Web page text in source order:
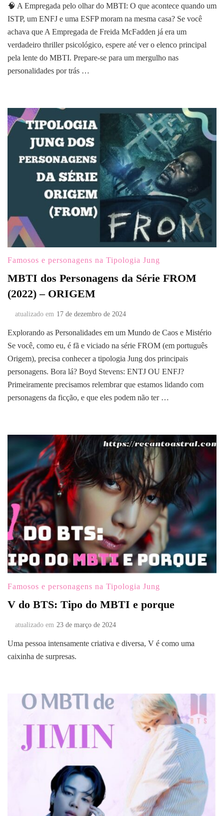
🧠 A Empregada pelo olhar do MBTI: O que acontece quando um
ISTP, um ENFJ e uma ESFP moram na mesma casa? Se você
achava que A Empregada de Freida McFadden já era um
verdadeiro thriller psicológico, espere até ver o elenco principal
pela lente do MBTI. Prepare-se para um mergulho nas
personalidades por trás …
Famosos e personagens na Tipologia Jung
MBTI dos Personagens da Série FROM
(2022) – ORIGEM
atualizado em 17 de dezembro de 2024
Explorando as Personalidades em um Mundo de Caos e Mistério
Se você, como eu, é fã e viciado na série FROM (em português
Origem), precisa conhecer a tipologia Jung dos principais
personagens. Bora lá? Boyd Stevens: ENTJ OU ENFJ?
Primeiramente precisamos relembrar que estamos lidando com
personagens da ficção, e que eles podem não ter …
Famosos e personagens na Tipologia Jung
V do BTS: Tipo do MBTI e porque
atualizado em 23 de março de 2024
Uma pessoa intensamente criativa e diversa, V é como uma
caixinha de surpresas.